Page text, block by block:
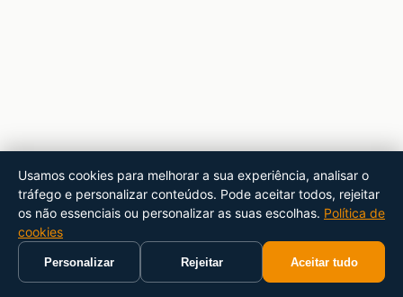
Usamos cookies para melhorar a sua experiência, analisar o
tráfego e personalizar conteúdos. Pode aceitar todos, rejeitar
os não essenciais ou personalizar as suas escolhas. Política de
cookies
Personalizar Rejeitar Aceitar tudo